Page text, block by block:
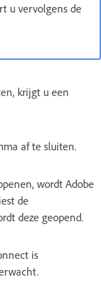
u vervolgens de
krijgt u een
af te sluiten.
wordt Adobe
de
deze geopend.
is